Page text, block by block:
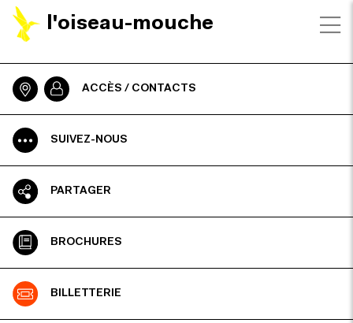
l'oiseau-mouche
ACCÈS / CONTACTS
SUIVEZ-NOUS
PARTAGER
BROCHURES
BILLETTERIE